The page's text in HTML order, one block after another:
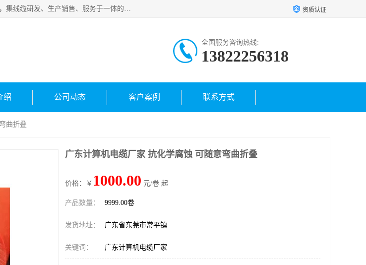
广东广星珠江电缆实业有限公司是一家广东广星珠江电缆厂家主营：广东广星珠江电缆，集线缆研发、生产销售、服务于一体的生产企业。公司自创立以来，确立了“广星珠江电缆，您的一站式采购”的战略发展口号，明确了将广星珠江打造成“线缆产品种类覆盖较广较全、质量较优、服务较好的大型综合性*化生产企业”的发展目标。 资质认证
全国服务咨询热线:
13822256318
绍 公司动态 客户案例 联系方式
曲折叠
广东计算机电缆厂家 抗化学腐蚀 可随意弯曲折叠
价格：￥ 1000.00 元/卷 起
产品数量： 9999.00卷
发货地址： 广东省东莞市常平镇
关键词： 广东计算机电缆厂家